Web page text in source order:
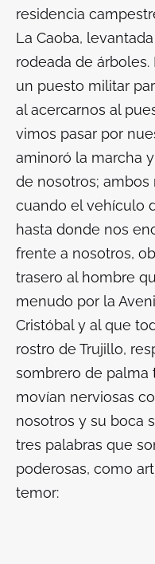
residencia
La Caoba,
rodeada de árboles.
un puesto militar
al acercarnos al
vimos pasar por
aminoró la marcha
de nosotros; ambos
cuando el vehículo
hasta donde nos
frente a nosotros,
trasero al hombre
menudo por la
Cristóbal y al que
rostro de Trujillo,
sombrero de palma
movían nerviosas
nosotros y su boca
tres palabras que
poderosas, como
temor: